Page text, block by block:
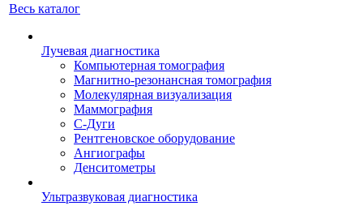
Весь каталог
Лучевая диагностика
Компьютерная томография
Магнитно-резонансная томография
Молекулярная визуализация
Маммография
С-Дуги
Рентгеновское оборудование
Ангиографы
Денситометры
Ультразвуковая диагностика